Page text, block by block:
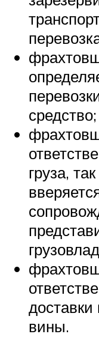
средство;
груза,
доставки
вины.